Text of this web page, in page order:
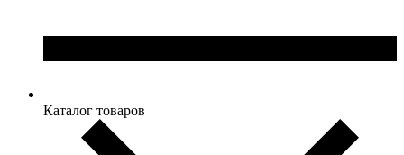
Каталог товаров